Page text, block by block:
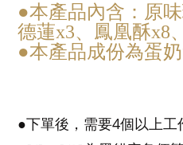
●本產品內含： 原
德蓮x3、 鳳凰酥x8、
●本產品成份為蛋奶
●下單後，需要4個以上工